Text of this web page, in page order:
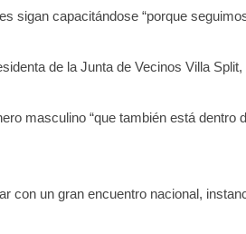
sigan capacitándose “porque
de la Junta de Vecinos Villa Split,
masculino “que también está dentro
con un gran encuentro nacional,